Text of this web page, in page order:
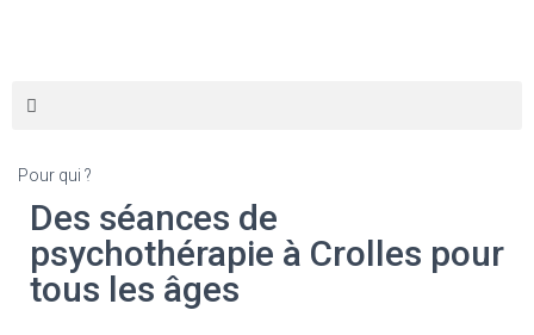
Pour qui ?
Des séances de
psychothérapie à Crolles pour
tous les âges